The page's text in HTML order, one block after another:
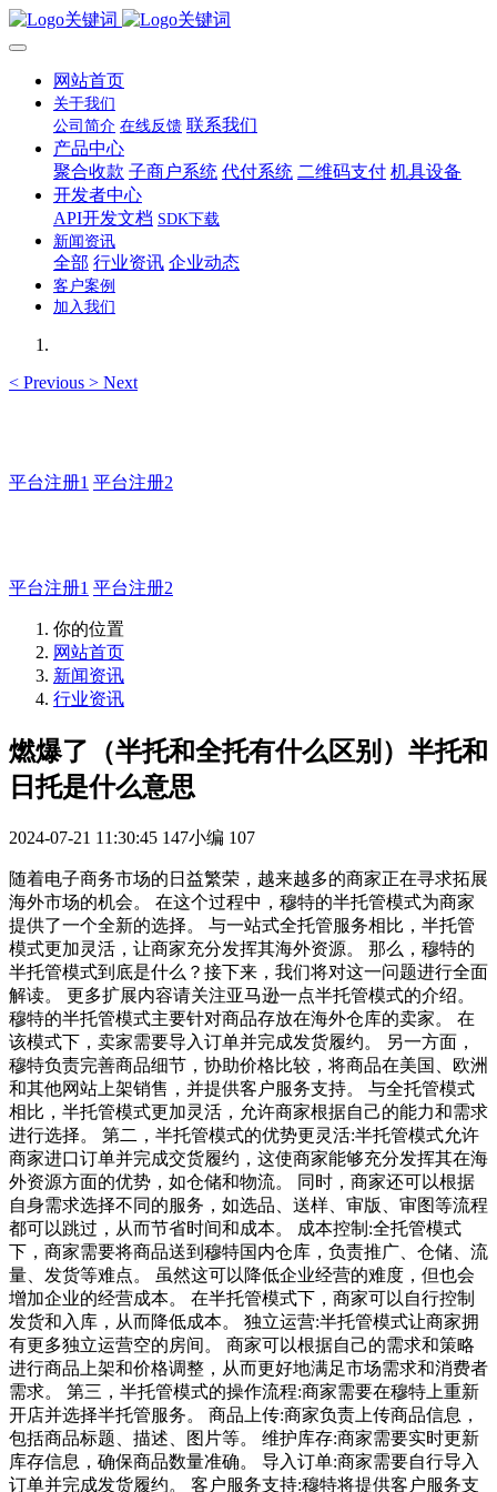
网站首页
关于我们
公司简介 在线反馈 联系我们
产品中心
聚合收款 子商户系统 代付系统 二维码支付 机具设备
开发者中心
API开发文档 SDK下载
新闻资讯
全部 行业资讯 企业动态
客户案例
加入我们
< Previous > Next
平台注册1 平台注册2
平台注册1 平台注册2
你的位置
网站首页
新闻资讯
行业资讯
燃爆了（半托和全托有什么区别）半托和
日托是什么意思
2024-07-21 11:30:45 147小编 107
随着电子商务市场的日益繁荣，越来越多的商家正在寻求拓展
海外市场的机会。 在这个过程中，穆特的半托管模式为商家
提供了一个全新的选择。 与一站式全托管服务相比，半托管
模式更加灵活，让商家充分发挥其海外资源。 那么，穆特的
半托管模式到底是什么？接下来，我们将对这一问题进行全面
解读。 更多扩展内容请关注亚马逊一点半托管模式的介绍。
穆特的半托管模式主要针对商品存放在海外仓库的卖家。 在
该模式下，卖家需要导入订单并完成发货履约。 另一方面，
穆特负责完善商品细节，协助价格比较，将商品在美国、欧洲
和其他网站上架销售，并提供客户服务支持。 与全托管模式
相比，半托管模式更加灵活，允许商家根据自己的能力和需求
进行选择。 第二，半托管模式的优势更灵活:半托管模式允许
商家进口订单并完成交货履约，这使商家能够充分发挥其在海
外资源方面的优势，如仓储和物流。 同时，商家还可以根据
自身需求选择不同的服务，如选品、送样、审版、审图等流程
都可以跳过，从而节省时间和成本。 成本控制:全托管模式
下，商家需要将商品送到穆特国内仓库，负责推广、仓储、流
量、发货等难点。 虽然这可以降低企业经营的难度，但也会
增加企业的经营成本。 在半托管模式下，商家可以自行控制
发货和入库，从而降低成本。 独立运营:半托管模式让商家拥
有更多独立运营空的房间。 商家可以根据自己的需求和策略
进行商品上架和价格调整，从而更好地满足市场需求和消费者
需求。 第三，半托管模式的操作流程:商家需要在穆特上重新
开店并选择半托管服务。 商品上传:商家负责上传商品信息，
包括商品标题、描述、图片等。 维护库存:商家需要实时更新
库存信息，确保商品数量准确。 导入订单:商家需要自行导入
订单并完成发货履约。 客户服务支持:穆特将提供客户服务支